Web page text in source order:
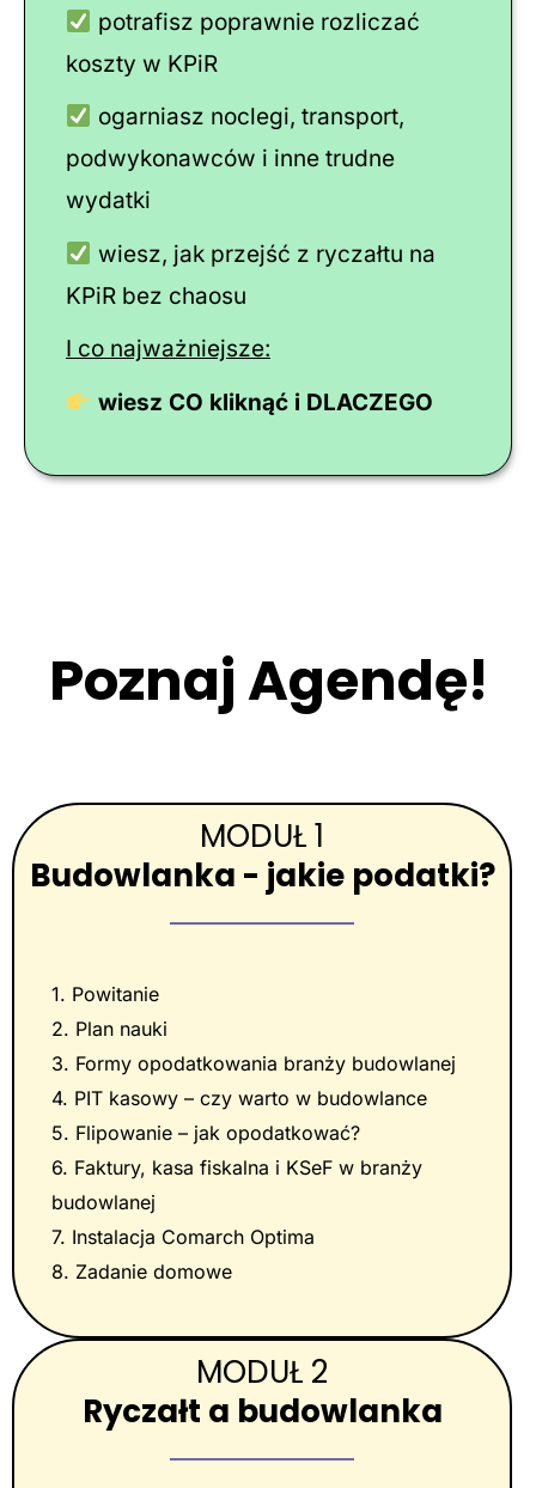
potrafisz poprawnie rozliczać
koszty w KPiR
ogarniasz noclegi, transport,
podwykonawców i inne trudne
wydatki
wiesz, jak przejść z ryczałtu na
KPiR bez chaosu
I co najważniejsze:
wiesz CO kliknąć i DLACZEGO
Poznaj Agendę!
MODUŁ 1
Budowlanka - jakie podatki?
1. Powitanie
2. Plan nauki
3. Formy opodatkowania branży budowlanej
4. PIT kasowy – czy warto w budowlance
5. Flipowanie – jak opodatkować?
6. Faktury, kasa fiskalna i KSeF w branży
budowlanej
7. Instalacja Comarch Optima
8. Zadanie domowe
MODUŁ 2
Ryczałt a budowlanka